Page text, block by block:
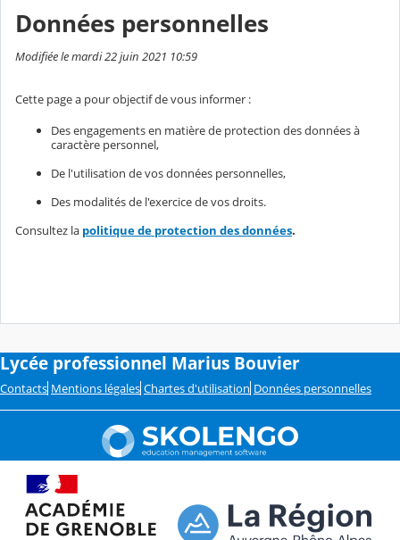
Données personnelles
Modifiée le mardi 22 juin 2021 10:59
Cette page a pour objectif de vous informer :
Des engagements en matière de protection des données à
caractère personnel,
De l'utilisation de vos données personnelles,
Des modalités de l'exercice de vos droits.
Consultez la politique de protection des données.
Lycée professionnel Marius Bouvier
Contacts Mentions légales Chartes d'utilisation Données personnelles